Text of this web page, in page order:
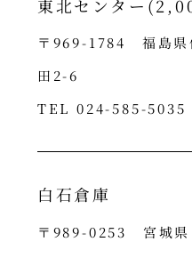
東北センター
〒969-1784 福島県
田2-6
TEL 024-585-5035
白石倉庫
〒989-0253 宮城県